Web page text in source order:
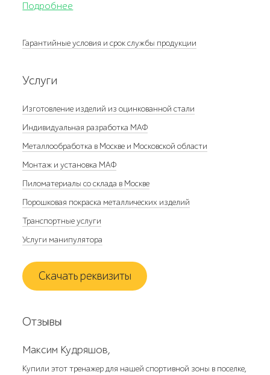
Подробнее
Гарантийные условия и срок службы продукции
Услуги
Изготовление изделий из оцинкованной стали
Индивидуальная разработка МАФ
Металлообработка в Москве и Московской области
Монтаж и установка МАФ
Пиломатериалы со склада в Москве
Порошковая покраска металлических изделий
Транспортные услуги
Услуги манипулятора
Скачать реквизиты
Отзывы
Максим Кудряшов,
Купили этот тренажер для нашей спортивной зоны в поселке,